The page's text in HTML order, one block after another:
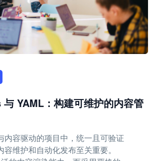
YAML：构建可维护的内容管
内容驱动的项目中，统一且可验证
维护和自动化发布至关重要。